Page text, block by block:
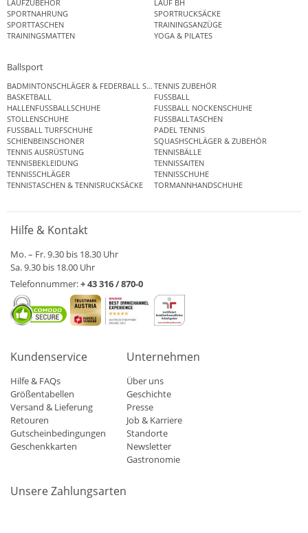
LAUFZUBEHÖR
LAUF BH
SPORTNAHRUNG
SPORTRUCKSÄCKE
SPORTTASCHEN
TRAININGSANZÜGE
TRAININGSMATTEN
YOGA & PILATES
Ballsport
BADMINTONSCHLÄGER & FEDERBALL SETSTENNIS ZUBEHÖR
BASKETBALL
FUSSBALL
HALLENFUSSBALLSCHUHE
FUSSBALL NOCKENSCHUHE
STOLLENSCHUHE
FUSSBALLTASCHEN
FUSSBALL TURFSCHUHE
PADEL TENNIS
SCHIENBEINSCHONER
SQUASHSCHLÄGER & ZUBEHÖR
TENNIS AUSRÜSTUNG
TENNISBÄLLE
TENNISBEKLEIDUNG
TENNISSAITEN
TENNISSCHLÄGER
TENNISSCHUHE
TENNISTASCHEN & TENNISRUCKSÄCKE
TORMANNHANDSCHUHE
Hilfe & Kontakt
Mo. – Fr. 9.30 bis 18.30 Uhr
Sa. 9.30 bis 18.00 Uhr
Telefonnummer:+ 43 316 / 870-0
Kundenservice
Hilfe & FAQs
Größentabellen
Versand & Lieferung
Retouren
Gutscheinbedingungen
Geschenkkarten
Unternehmen
Über uns
Geschichte
Presse
Job & Karriere
Standorte
Newsletter
Gastronomie
Unsere Zahlungsarten